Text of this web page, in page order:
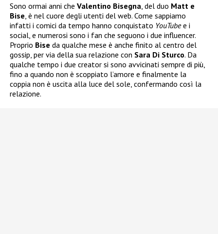
Sono ormai anni che Valentino Bisegna , del duo Matt e
Bise , è nel cuore degli utenti del web. Come sappiamo
infatti i comici da tempo hanno conquistato YouTubee i
social, e numerosi sono i fan che seguono i due influencer.
Proprio Bise da qualche mese è anche finito al centro del
gossip, per via della sua relazione con Sara Di Sturco. Da
qualche tempo i due creator si sono avvicinati sempre di più,
fino a quando non è scoppiato l’amore e finalmente la
coppia non è uscita alla luce del sole, confermando così la
relazione.